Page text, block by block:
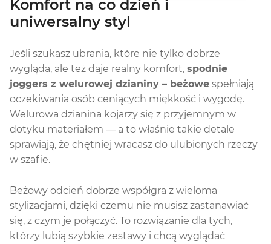
Komfort na co dzień i
uniwersalny styl
Jeśli szukasz ubrania, które nie tylko dobrze
wygląda, ale też daje realny komfort, spodnie
joggers z welurowej dzianiny – beżowe spełniają
oczekiwania osób ceniących miękkość i wygodę.
Welurowa dzianina kojarzy się z przyjemnym w
dotyku materiałem — a to właśnie takie detale
sprawiają, że chętniej wracasz do ulubionych rzeczy
w szafie.
Beżowy odcień dobrze współgra z wieloma
stylizacjami, dzięki czemu nie musisz zastanawiać
się, z czym je połączyć. To rozwiązanie dla tych,
którzy lubią szybkie zestawy i chcą wyglądać